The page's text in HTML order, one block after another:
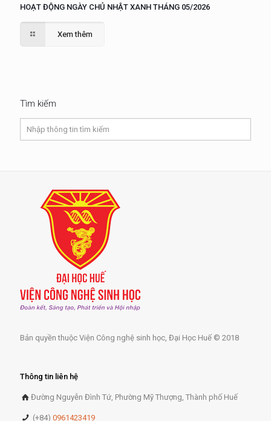
HOẠT ĐỘNG NGÀY CHỦ NHẬT XANH THÁNG 05/2026
Xem thêm
Tìm kiếm
Bản quyền thuộc Viện Công nghệ sinh học, Đại Học Huế © 2018
Thông tin liên hệ
Đường Nguyễn Đình Tứ, Phường Mỹ Thượng, Thành phố Huế
(+84)0961423419